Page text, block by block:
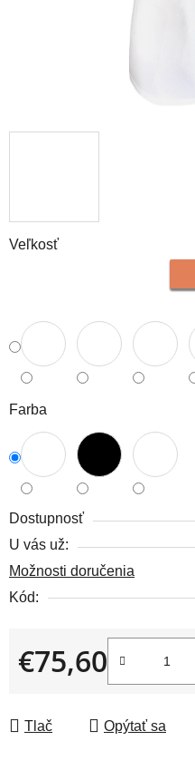
Veľkosť
Farba
Dostupnosť
U vás už:
Možnosti doručenia
Kód:
€75,60
Jednotková cena:
Tlač Opýtať sa